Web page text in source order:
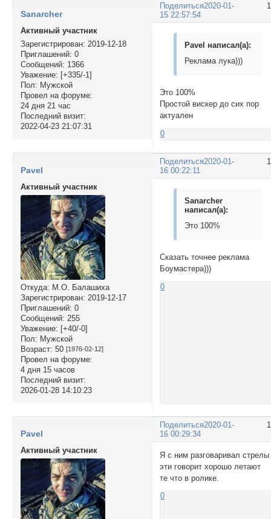
Поделиться2020-01-
15 22:57:54
Sanarcher
Активный участник
Зарегистрирован: 2019-12-18
Приглашений: 0
Сообщений: 1366
Уважение: [+335/-1]
Пол: Мужской
Провел на форуме:
24 дня 21 час
Последний визит:
2022-04-23 21:07:31
Pavel написал(а):
Реклама лука)))
Это 100%
Простой вискер до сих пор
актуален
0
Поделиться2020-01-
16 00:22:11
Pavel
Активный участник
Откуда: М.О. Балашиха
Зарегистрирован: 2019-12-17
Приглашений: 0
Сообщений: 255
Уважение: [+40/-0]
Пол: Мужской
Возраст: 50 [1976-02-12]
Провел на форуме:
4 дня 15 часов
Последний визит:
2026-01-28 14:10:23
Sanarcher
написал(а):
Это 100%
Сказать точнее реклама
Боумастера)))
0
Поделиться2020-01-
16 00:29:34
Pavel
Активный участник
Я с ним разговаривал стрелы
эти говорит хорошо летают
те что в ролике.
0